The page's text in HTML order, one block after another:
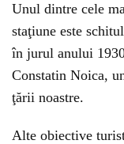
Unul dintre cele
staţiune este
în jurul anului
Constatin Noica,
ţării noastre.
Alte obiective